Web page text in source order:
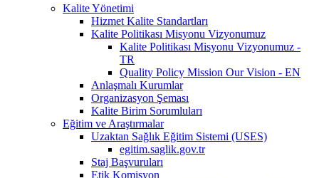
Kalite Yönetimi
Hizmet Kalite Standartları
Kalite Politikası Misyonu Vizyonumuz
Kalite Politikası Misyonu Vizyonumuz -
TR
Quality Policy Mission Our Vision - EN
Anlaşmalı Kurumlar
Organizasyon Şeması
Kalite Birim Sorumluları
Eğitim ve Araştırmalar
Uzaktan Sağlık Eğitim Sistemi (USES)
egitim.saglik.gov.tr
Staj Başvuruları
Etik Komisyon